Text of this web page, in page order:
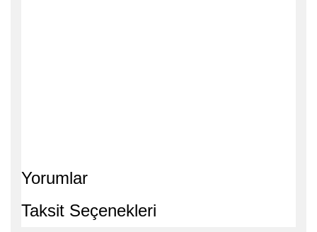
Yorumlar
Taksit Seçenekleri